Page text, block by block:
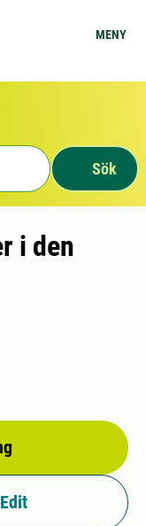
MENY
Sök
i den